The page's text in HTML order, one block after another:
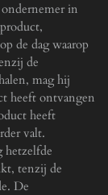
in
de dag waarop
de
mag hij
heeft ontvangen
heeft
valt.
hetzelfde
tenzij de
De